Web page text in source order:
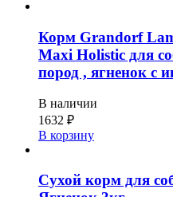
Корм Grandorf
Maxi Holistic для
пород , ягненок с
В наличии
1632 ₽
В корзину
Сухой корм для